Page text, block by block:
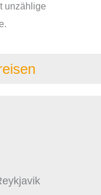
unzählige